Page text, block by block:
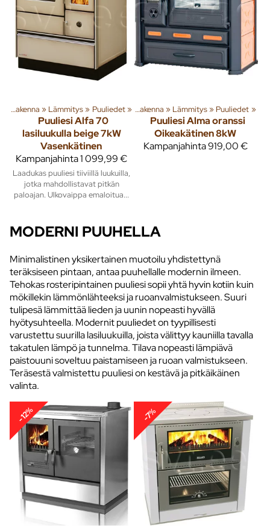
Rakenna ‪» Lämmitys‪» Puuliedet‪»
Puuliesi Alfa 70
lasiluukulla beige 7kW
Vasenkätinen
Kampanjahinta1 099,99 €
Laadukas puuliesi tiiviillä luukuilla,
jotka mahdollistavat pitkän
paloajan. Ulkovaippa emaloitua...
Tuoteryhmiä ja tuotteita ‪» Rakenna ‪» Lämmitys‪» Puuliedet ‪»
Puuliesi Alma oranssi
Oikeakätinen 8kW
Kampanjahinta919,00 €
MODERNI PUUHELLA
Minimalistinen yksikertainen muotoilu yhdistettynä
teräksiseen pintaan, antaa puuhellalle modernin ilmeen.
Tehokas rosteripintainen puuliesi sopii yhtä hyvin kotiin kuin
mökillekin lämmönlähteeksi ja ruoanvalmistukseen. Suuri
tulipesä lämmittää lieden ja uunin nopeasti hyvällä
hyötysuhteella. Modernit puuliedet on tyypillisesti
varustettu suurilla lasiluukuilla, joista välittyy kauniilla tavalla
takatulen lämpö ja tunnelma. Tilava nopeasti lämpiävä
paistouuni soveltuu paistamiseen ja ruoan valmistukseen.
Teräsestä valmistettu puuliesi on kestävä ja pitkäikäinen
valinta.
-12% -7%